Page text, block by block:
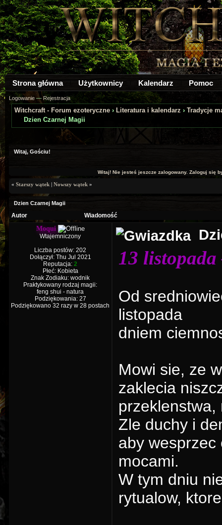
Strona główna Użytkownicy Kalendarz Pomoc
Logowanie —Rejestracja
Witchcraft - Forum ezoteryczne › Literatura i kalendarz › Tradycje
Dzien Czarnej Magii
0
Witaj, Gościu!
Witaj! Nie jesteś jeszcze zalogowany. Zaloguj się
« Starszy wątek | Nowszy wątek »
Dzien Czarnej Magii
Autor Wiadomość
Moqui
Wtajemniczony
Liczba postów: 202
Dołączył: Thu Jul 2021
Reputacja: 2
Płeć: Kobieta
Znak Zodiaku: wodnik
Praktykowany rodzaj magii:
feng shui - natura
Podziękowania: 27
Podziękowano 32 razy w 28 postach
13
Od
listopada
dniem
Mowi sie, ze
zaklecia
Zle duchy i
aby wesprzec
mocami.
W tym dniu
rytualow,